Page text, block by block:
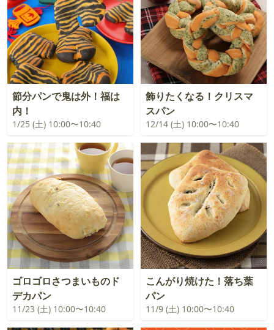
節分パンで鬼は外！福は
内！
1/25 (土) 10:00〜10:40
飾りたくなる！クリスマ
スパン
12/14 (土) 10:00〜10:40
ゴロゴロさつまいものド
デカパン
11/23 (土) 10:00〜10:40
こんがり焼けた！落ち葉
パン
11/9 (土) 10:00〜10:40